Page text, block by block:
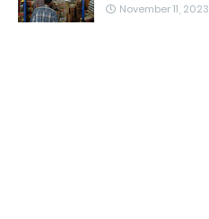
November 11, 2023